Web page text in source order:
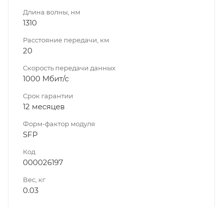
Длина волны, нм
1310
Расстояние передачи, км
20
Скорость передачи данных
1000 Мбит/с
Срок гарантии
12 месяцев
Форм-фактор модуля
SFP
Код
000026197
Вес, кг
0.03